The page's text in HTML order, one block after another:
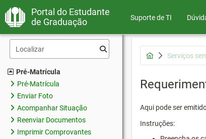
Portal do Estudante
de Graduação
Suporte de TI
Pré-Matrícula
Pré-Matrícula
Enviar Foto
Acompanhar Situação
Reenviar Documentos
Imprimir Comprovantes
Serviços
Aqui pode ser
Instruções: